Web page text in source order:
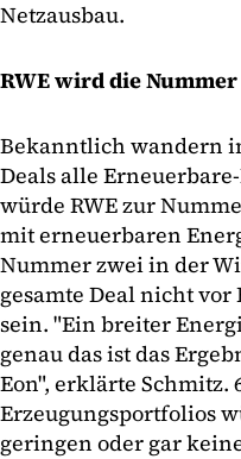
Netzausbau.
RWE wird die
Bekanntlich wandern
Deals alle
würde RWE zur
mit erneuerbaren
Nummer zwei in der
gesamte Deal nicht vor
sein. "Ein breiter
genau das ist das
Eon", erklärte Schmitz.
Erzeugungsportfolios
geringen oder gar